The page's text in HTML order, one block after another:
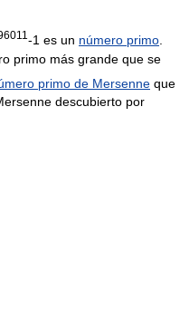
-1 es un número primo
primo más grande que se
primo de Mersenne que
descubierto por